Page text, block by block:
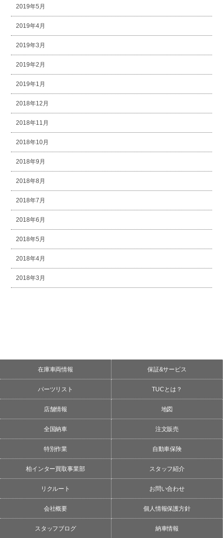
2019年5月
2019年4月
2019年3月
2019年2月
2019年1月
2018年12月
2018年11月
2018年10月
2018年9月
2018年8月
2018年7月
2018年6月
2018年5月
2018年4月
2018年3月
在庫車両情報 保証&サービス
パーツリスト TUCとは？
店舗情報 地図
全国納車 注文販売
特別作業 自動車保険
柏インター買取事業部 スタッフ紹介
リクルート お問い合わせ
会社概要 個人情報保護方針
スタッフブログ 納車情報